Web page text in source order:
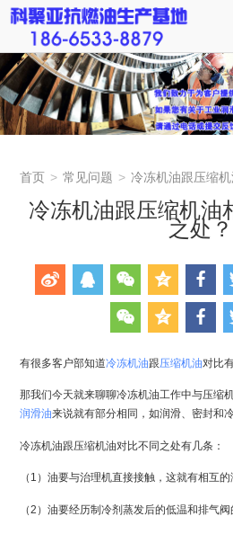
首页 > 常见问题 > 冷冻机油跟压缩
冷冻机油跟压缩机油
之处？
有很多客户部知道冷冻机油跟压缩机油对比
那我们今天就来聊聊冷冻机油工作中与压缩
润滑油来说就有部分相同，如润滑、密封和冷
冷冻机油跟压缩机油对比不同之处有几条：
（1）油要与治理机直接接触，这就有相互
（2）油要经历制冷剂蒸发后的低温和排气阀